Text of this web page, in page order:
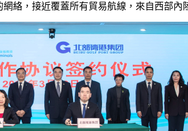
絡，接近覆蓋所有貿易航線，來自西部內